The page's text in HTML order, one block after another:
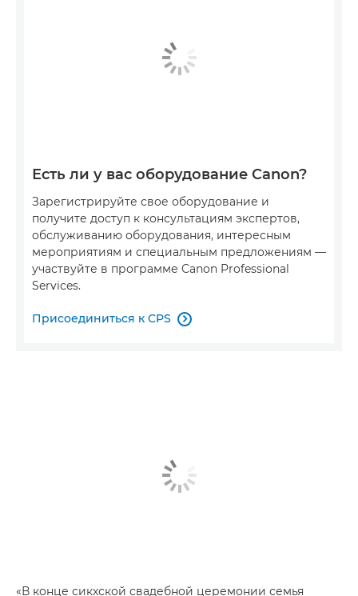
Есть ли у вас оборудование Canon?
Зарегистрируйте свое оборудование и
получите доступ к консультациям экспертов,
обслуживанию оборудования, интересным
мероприятиям и специальным предложениям —
участвуйте в программе Canon Professional
Services.
Присоединиться к CPS 
«В конце сикхской свадебной церемонии семья